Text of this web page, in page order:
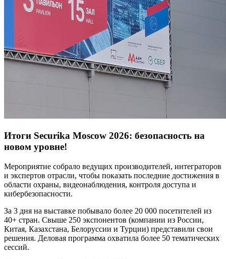
Итоги Securika Moscow 2026: безопасность на
новом уровне!
Мероприятие собрало ведущих производителей, интеграторов
и экспертов отрасли, чтобы показать последние достижения в
области охраны, видеонаблюдения, контроля доступа и
кибербезопасности.
За 3 дня на выставке побывало более 20 000 посетителей из
40+ стран. Свыше 250 экспонентов (компании из России,
Китая, Казахстана, Белоруссии и Турции) представили свои
решения. Деловая программа охватила более 50 тематических
сессий.